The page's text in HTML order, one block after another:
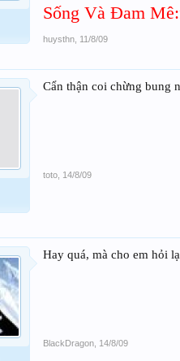
Sống Và Đam
huysthn 11/8/09
Cẩn thận coi chừng bung
toto 14/8/09
Hay quá, mà cho em hỏi
BlackDragon 14/8/09